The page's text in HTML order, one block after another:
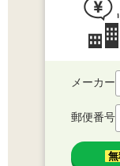
メーカー
郵便番号